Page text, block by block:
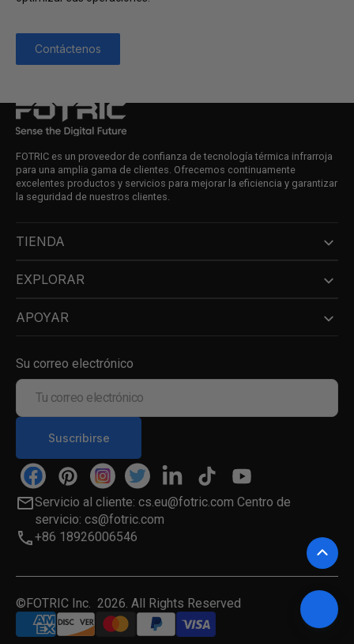
Contáctenos
FOTRIC es un proveedor de confianza de tecnología térmica infrarroja
para una amplia gama de clientes. Ofrecemos continuamente
excelentes productos y servicios para mejorar la eficiencia y garantizar
la seguridad de nuestros clientes.
TIENDA
EXPLORAR
APOYAR
Su correo electrónico
Tu
correo
electrónico
Suscribirse
FacebookPinterestInstagramTwitter LinkedInTikTokYouTube
Servicio al cliente: cs.eu@fotric.com Centro de
servicio: cs@fotric.com
+86 18926006546
©FOTRIC Inc. 2026. All Rights Reserved